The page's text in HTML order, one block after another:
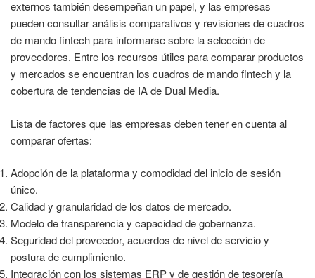
externos también desempeñan un papel, y las empresas
pueden consultar análisis comparativos y revisiones de cuadros
de mando fintech para informarse sobre la selección de
proveedores. Entre los recursos útiles para comparar productos
y mercados se encuentran los cuadros de mando fintech y la
cobertura de tendencias de IA de Dual Media.
Lista de factores que las empresas deben tener en cuenta al
comparar ofertas:
Adopción de la plataforma y comodidad del inicio de sesión
único.
Calidad y granularidad de los datos de mercado.
Modelo de transparencia y capacidad de gobernanza.
Seguridad del proveedor, acuerdos de nivel de servicio y
postura de cumplimiento.
Integración con los sistemas ERP y de gestión de tesorería